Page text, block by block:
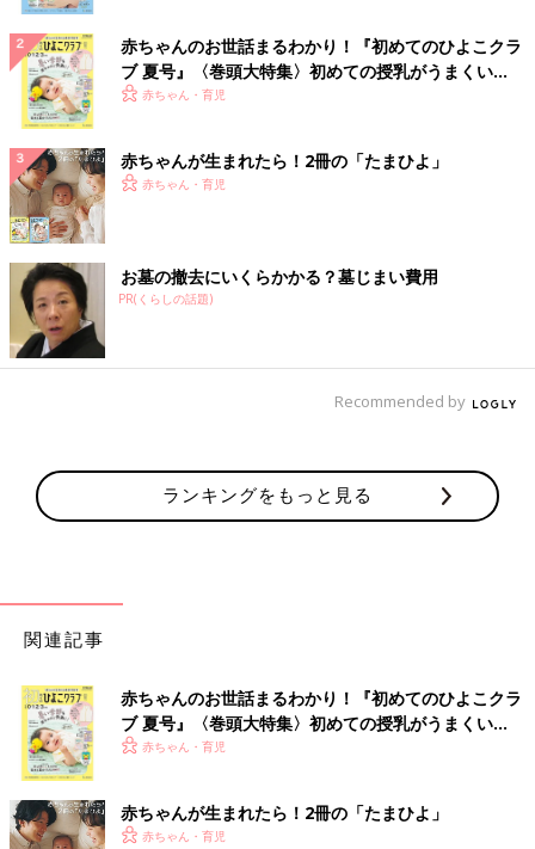
赤ちゃんのお世話まるわかり！『初めてのひよこクラ
ブ 夏号』〈巻頭大特集〉初めての授乳がうまくい
く！ おっぱい・ミルクの基本と夏のトラブル 解決テ
赤ちゃん・育児
赤ちゃんが生まれたら！2冊の「たまひよ」
赤ちゃん・育児
お墓の撤去にいくらかかる？墓じまい費用
PR(くらしの話題)
Recommended by
ランキングをもっと見る
関連記事
赤ちゃんのお世話まるわかり！『初めてのひよこクラ
ブ 夏号』〈巻頭大特集〉初めての授乳がうまくい
く！ おっぱい・ミルクの基本と夏のトラブル 解決テ
赤ちゃん・育児
赤ちゃんが生まれたら！2冊の「たまひよ」
赤ちゃん・育児